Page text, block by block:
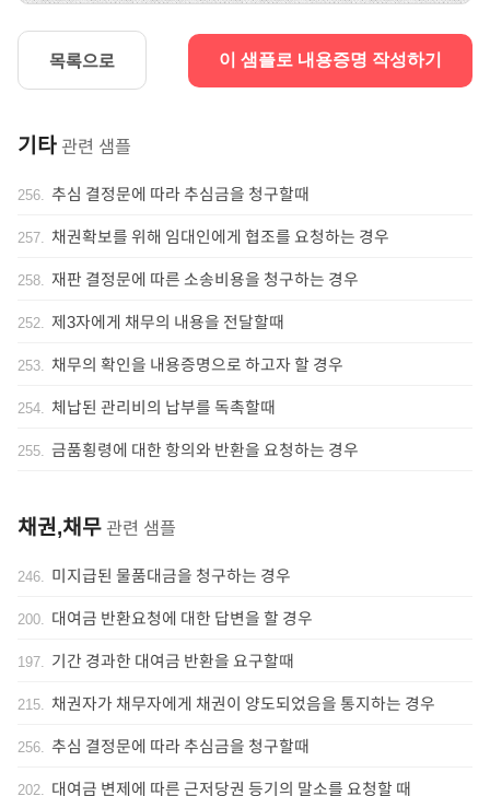
목록으로 이 샘플로 내용증명 작성하기
기타 관련 샘플
256. 추심 결정문에 따라 추심금을 청구할때
257. 채권확보를 위해 임대인에게 협조를 요청하는 경우
258. 재판 결정문에 따른 소송비용을 청구하는 경우
252. 제3자에게 채무의 내용을 전달할때
253. 채무의 확인을 내용증명으로 하고자 할 경우
254. 체납된 관리비의 납부를 독촉할때
255. 금품횡령에 대한 항의와 반환을 요청하는 경우
채권,채무 관련 샘플
246. 미지급된 물품대금을 청구하는 경우
200. 대여금 반환요청에 대한 답변을 할 경우
197. 기간 경과한 대여금 반환을 요구할때
215. 채권자가 채무자에게 채권이 양도되었음을 통지하는 경우
256. 추심 결정문에 따라 추심금을 청구할때
202. 대여금 변제에 따른 근저당권 등기의 말소를 요청할 때